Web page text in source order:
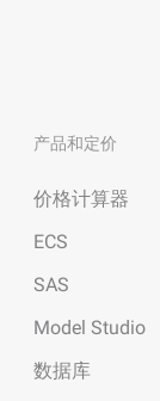
产品和定价
价格计算器
ECS
SAS
Model Studio
数据库